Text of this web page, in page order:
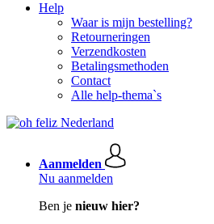
Help
Waar is mijn bestelling?
Retourneringen
Verzendkosten
Betalingsmethoden
Contact
Alle help-thema`s
Aanmelden
Nu aanmelden
Ben je nieuw hier?